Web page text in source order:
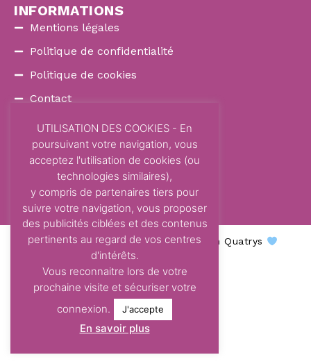
INFORMATIONS
Mentions légales
Politique de confidentialité
Politique de cookies
Contact
COORDONNÉES
87 Avenue Dom Vayssette
Route de Brens
81600 Gaillac
contact@centre-odelys.fr
Centre Odelys © 2026 - Une création Quatrys
UTILISATION DES COOKIES - En
poursuivant votre navigation, vous
acceptez l'utilisation de cookies (ou
technologies similaires),
y compris de partenaires tiers pour
suivre votre navigation, vous proposer
des publicités ciblées et des contenus
pertinents au regard de vos centres
d'intérêts.
Vous reconnaitre lors de votre
prochaine visite et sécuriser votre
connexion.
J'accepte
En savoir plus